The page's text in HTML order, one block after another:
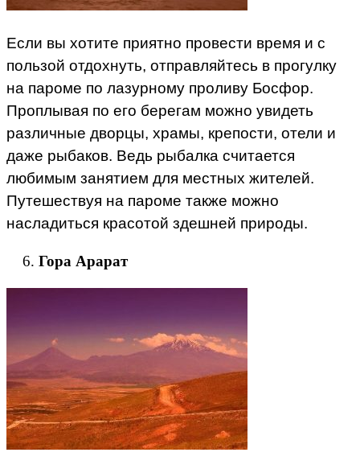
Если вы хотите приятно провести время и с
пользой отдохнуть, отправляйтесь в прогулку
на пароме по лазурному проливу Босфор.
Проплывая по его берегам можно увидеть
различные дворцы, храмы, крепости, отели и
даже рыбаков. Ведь рыбалка считается
любимым занятием для местных жителей.
Путешествуя на пароме также можно
насладиться красотой здешней природы.
Гора Арарат